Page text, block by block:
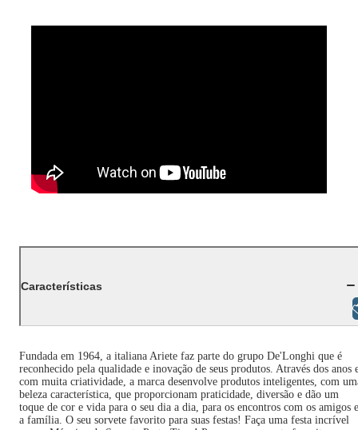
Características
Fundada em 1964, a italiana Ariete faz parte do grupo De'Longhi que é
reconhecido pela qualidade e inovação de seus produtos. Através dos anos
com muita criatividade, a marca desenvolve produtos inteligentes, com
beleza característica, que proporcionam praticidade, diversão e dão um
toque de cor e vida para o seu dia a dia, para os encontros com os amigos e
a família. O seu sorvete favorito para suas festas! Faça uma festa incrível